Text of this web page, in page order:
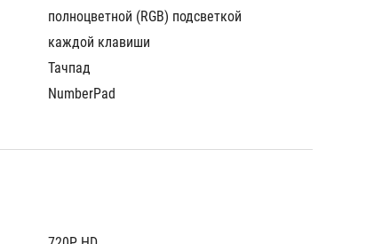
полноцветной (RGB) подсветкой
каждой клавиши
Тачпад
NumberPad